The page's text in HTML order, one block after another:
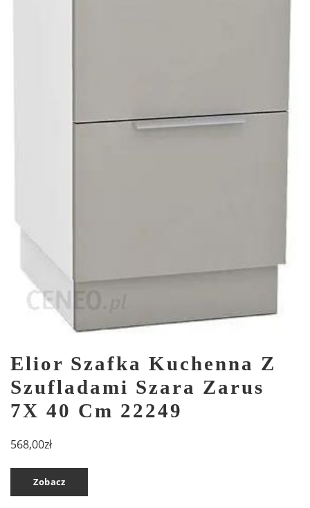
Elior Szafka Kuchenna Z
Szufladami Szara Zarus
7X 40 Cm 22249
568,00zł
Zobacz